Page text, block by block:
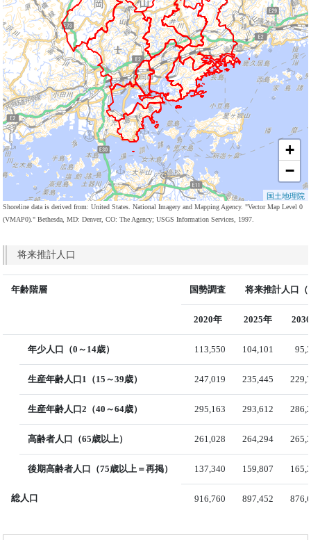
+
−
国土地理院
Shoreline data is derived from: United States. National Imagery and Mapping Agency. "Vector Map Level 0
(VMAP0)." Bethesda, MD: Denver, CO: The Agency; USGS Information Services, 1997.
将来推計人口
年齢階層 国勢調査 将来推計人口（
2020年 2025年
年少人口（0～14歳） 113,550 104,101
生産年齢人口1（15～39歳） 247,019 235,445
生産年齢人口2（40～64歳） 295,163 293,612
高齢者人口（65歳以上） 261,028 264,294
後期高齢者人口（75歳以上＝再掲） 137,340 159,807
総人口 916,760 897,452